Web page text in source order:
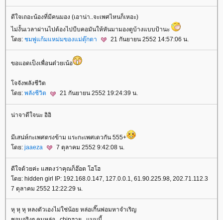
ดีใจเถอะน้องที่มีคนมอง (เอาน่า..จะเพศไหนก็เหอะ)
ไม่งั้นเวลาผ่านไปต้องไปบีบคอมันให้หันมามองตูบ้างแบบป้านะ
ดย: ชมพู่แก้มแหม่มของแม่ตุ๊กตา 21 กันยายน 2552 14:57:06 น.
ขอแอดเป็งเพื่อนต๋วยเน้อ
จจังพลังชีวิต
ดย: พลังชีวิต 21 กันยายน 2552 19:24:39 น.
น่าจาดีใจนะ อิอิ
มีเสน่ห์กะเพศตรงข้าม แระกะเพศเดวกัน 555+
ดย: jaaeza 7 ตุลาคม 2552 9:42:08 น.
ดีใจด้วยค่ะ แสดงว่าคุณก็ฮ๊อต โฮโฮ
ดย: hidden girl IP: 192.168.0.147, 127.0.0.1, 61.90.225.98, 202.71.112.3
7 ตุลาคม 2552 12:22:29 น.
หุ หุ หุ หลงตัวเองไม่ใช่น้อย หล่อเกิ๊นพ่อมหาจำเริญ